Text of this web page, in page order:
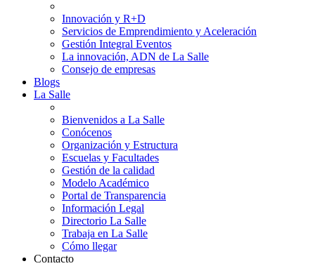
Innovación y R+D
Servicios de Emprendimiento y Aceleración
Gestión Integral Eventos
La innovación, ADN de La Salle
Consejo de empresas
Blogs
La Salle
Bienvenidos a La Salle
Conócenos
Organización y Estructura
Escuelas y Facultades
Gestión de la calidad
Modelo Académico
Portal de Transparencia
Información Legal
Directorio La Salle
Trabaja en La Salle
Cómo llegar
Contacto